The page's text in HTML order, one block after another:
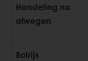
Handeling na
afwegen
Bolrijs